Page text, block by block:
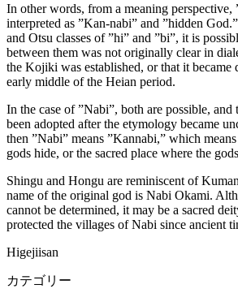
In other words, from a meaning perspective,
interpreted as ”Kan-nabi” and ”hidden
and Otsu classes of ”hi” and ”bi”, it is
between them was not originally clear in
the Kojiki was established, or that it became
early middle of the Heian period.
In the case of ”Nabi”, both are possible, and
been adopted after the etymology became
then ”Nabi” means ”Kannabi,” which
gods hide, or the sacred place where the
Shingu and Hongu are reminiscent of
name of the original god is Nabi Okami.
cannot be determined, it may be a sacred
protected the villages of Nabi since ancient
Higejiisan
カテゴリー